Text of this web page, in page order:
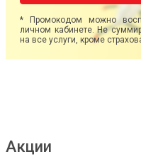
* Промокодом можно
личном кабинете. Не
на все услуги, кроме
Акции